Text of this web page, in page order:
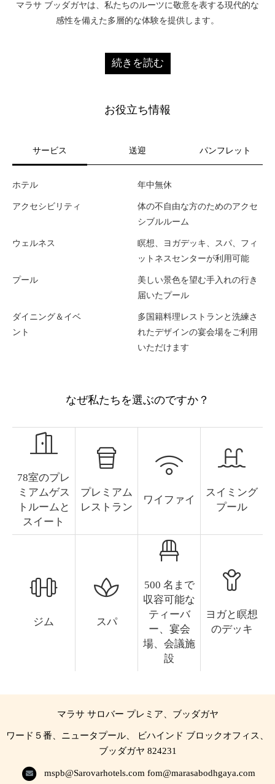
マラサ ブッダガヤは、私たちのルーツに敬意を表する現代的な
感性を備えた多層的な体験を提供します。
続きを読む
お役立ち情報
サービス 送迎 パンフレット
ホテル 年中無休
アクセシビリティ
体の不自由な方のためのアクセ
シブルルーム
ウェルネス
瞑想、ヨガデッキ、スパ、フィ
ットネスセンターが利用可能
プール
美しい景色を望む手入れの行き
届いたプール
ダイニング＆イベ
ント
多国籍料理レストランと洗練さ
れたデザインの宴会場をご利用
いただけます
なぜ私たちを選ぶのですか？
78室のプレ
ミアムゲス
トルームと
スイート
プレミアム
レストラン
ワイファイ
スイミング
プール
ジム スパ
500 名まで
収容可能な
ティーバ
ー、宴会
場、会議施
設
ヨガと瞑想
のデッキ
マラサ サロバー プレミア、ブッダガヤ
ワード５番、ニュータプール、 ビハインド ブロックオフィス、
ブッダガヤ 824231
mspb@Sarovarhotels.com fom@marasabodhgaya.com